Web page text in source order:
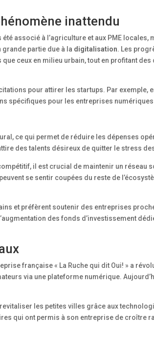
inattendu
été associé à l’agriculture et aux PME locales,
partie due à la digitalisation. Les
ceux en milieu urbain, tout en profitant des
pour attirer les startups. Par exemple,
spécifiques pour les entreprises
ce qui permet de réduire les dépenses
des talents désireux de quitter le stress
il est crucial de maintenir un réseau
se sentir coupées du reste de
et préfèrent soutenir des entreprises
des fonds d’investissement
française « La Ruche qui dit Oui! » a
via une plateforme numérique.
les petites villes grâce aux
qui ont permis à son entreprise de croître